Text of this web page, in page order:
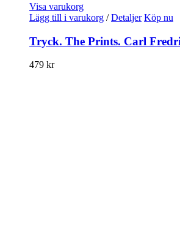
Visa varukorg
Lägg till i varukorg / Detaljer Köp nu
Tryck. The Prints. Carl
479 kr